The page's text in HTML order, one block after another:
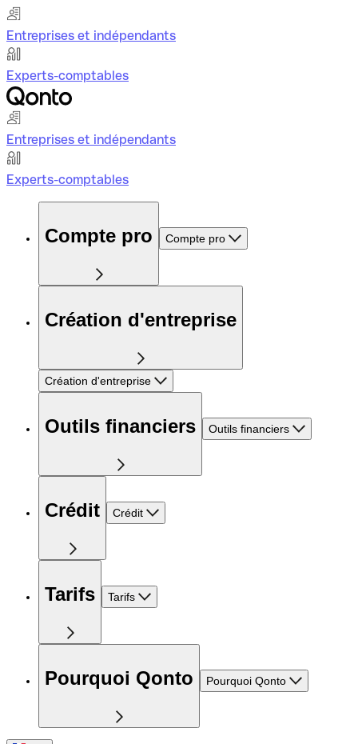
Entreprises et indépendants
Experts-comptables
Entreprises et indépendants
Experts-comptables
Compte pro Compte pro
Création d'entreprise
Création d'entreprise
Outils financiers Outils financiers
Crédit Crédit
Tarifs Tarifs
Pourquoi Qonto Pourquoi Qonto